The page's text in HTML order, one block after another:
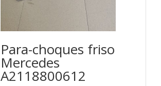
Para-choques friso
Mercedes
A2118800612